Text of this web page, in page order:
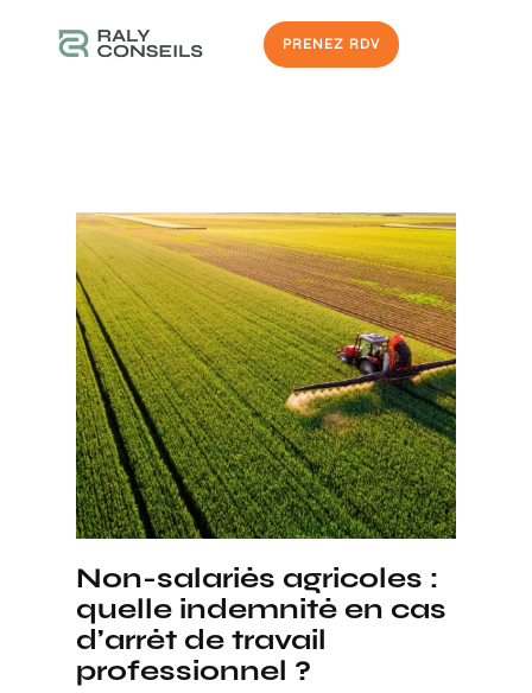
PRENEZ RDV
Non-salariés agricoles :
quelle indemnité en cas
d’arrêt de travail
professionnel ?